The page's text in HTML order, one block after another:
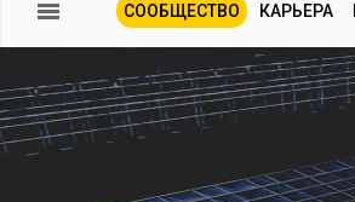
СООБЩЕСТВО КАРЬЕРА